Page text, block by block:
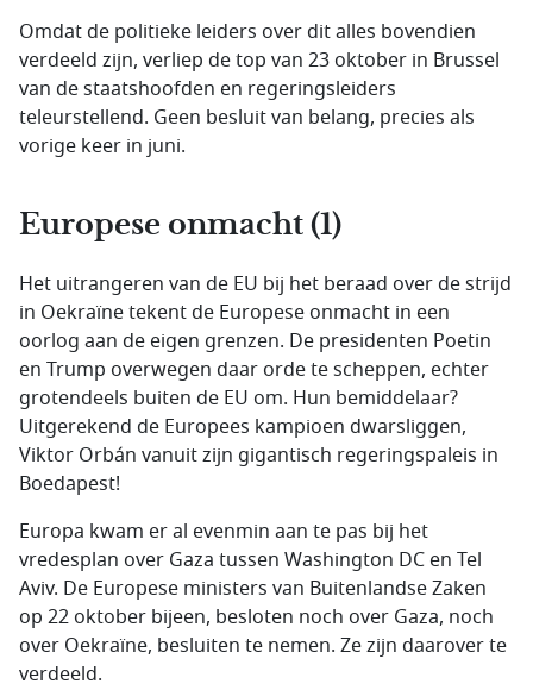
Omdat de politieke leiders over dit alles bovendien
verdeeld zijn, verliep de top van 23 oktober in Brussel
van de staatshoofden en regeringsleiders
teleurstellend. Geen besluit van belang, precies als
vorige keer in juni.
Europese onmacht (1)
Het uitrangeren van de EU bij het beraad over de strijd
in Oekraïne tekent de Europese onmacht in een
oorlog aan de eigen grenzen. De presidenten Poetin
en Trump overwegen daar orde te scheppen, echter
grotendeels buiten de EU om. Hun bemiddelaar?
Uitgerekend de Europees kampioen dwarsliggen,
Viktor Orbán vanuit zijn gigantisch regeringspaleis in
Boedapest!
Europa kwam er al evenmin aan te pas bij het
vredesplan over Gaza tussen Washington DC en Tel
Aviv. De Europese ministers van Buitenlandse Zaken
op 22 oktober bijeen, besloten noch over Gaza, noch
over Oekraïne, besluiten te nemen. Ze zijn daarover te
verdeeld.